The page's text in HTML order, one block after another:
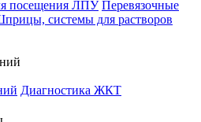
посещения ЛПУ Перевязочные
системы для растворов
Диагностика ЖКТ